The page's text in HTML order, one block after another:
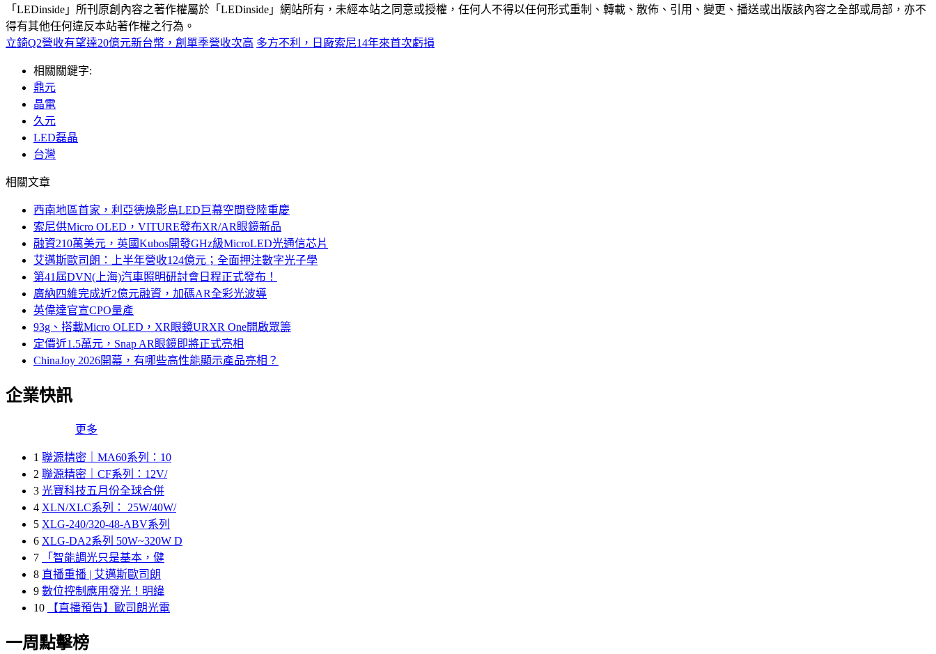
「LEDinside」所刊原創內容之著作權屬於「LEDinside」網站所有，未經本站之同意或授權，任何人不得以任何形式重制、轉載、散佈、引用、變更、播送或出版該內容之全部或局部，亦不
得有其他任何違反本站著作權之行為。
立錡Q2營收有望達20億元新台幣，創單季營收次高 多方不利，日廠索尼14年來首次虧損
相關關鍵字:
鼎元
晶電
久元
LED磊晶
台灣
相關文章
西南地區首家，利亞德煥影島LED巨幕空間登陸重慶
索尼供Micro OLED，VITURE發布XR/AR眼鏡新品
融資210萬美元，英國Kubos開發GHz級MicroLED光通信芯片
艾邁斯歐司朗：上半年營收124億元；全面押注數字光子學
第41屆DVN(上海)汽車照明研討會日程正式發布！
廣納四維完成近2億元融資，加碼AR全彩光波導
英偉達官宣CPO量產
93g、搭載Micro OLED，XR眼鏡URXR One開啟眾籌
定價近1.5萬元，Snap AR眼鏡即將正式亮相
ChinaJoy 2026開幕，有哪些高性能顯示產品亮相？
企業快訊
更多
1 聯源精密｜MA60系列：10
2 聯源精密｜CF系列：12V/
3 光寶科技五月份全球合併
4 XLN/XLC系列： 25W/40W/
5 XLG-240/320-48-ABV系列
6 XLG-DA2系列 50W~320W D
7
「智能調光只是基本，健
8 直播重播 | 艾邁斯歐司朗
9 數位控制應用發光！明緯
10
【直播預告】歐司朗光電
一周點擊榜